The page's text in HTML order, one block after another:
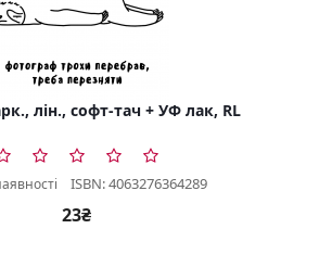
лін., софт-тач + УФ лак, RL
ISBN: 4063276364289
23₴